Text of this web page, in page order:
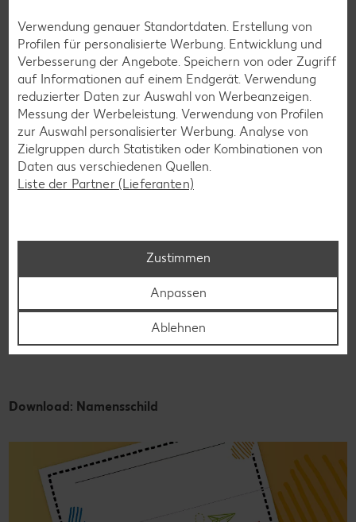
Kaufland - Checkliste für den perfekten S
Jetzt herunterladen
Download: Namensschild
Verwendung genauer Standortdaten. Erstellung von
Profilen für personalisierte Werbung. Entwicklung und
Verbesserung der Angebote. Speichern von oder Zugriff
auf Informationen auf einem Endgerät. Verwendung
reduzierter Daten zur Auswahl von Werbeanzeigen.
Messung der Werbeleistung. Verwendung von Profilen
zur Auswahl personalisierter Werbung. Analyse von
Zielgruppen durch Statistiken oder Kombinationen von
Daten aus verschiedenen Quellen.
Liste der Partner (Lieferanten)
Zustimmen
Anpassen
Ablehnen